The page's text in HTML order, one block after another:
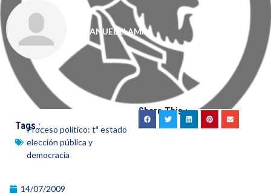
MANUEL LLAMAS
Tags :Proceso político: tª estado
elección pública y
democracia
Share This :
14/07/2009